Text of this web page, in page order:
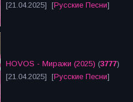
[21.04.2025] [Русские Песни]
HOVOS - Миражи (2025) (3777)
[21.04.2025] [Русские Песни]